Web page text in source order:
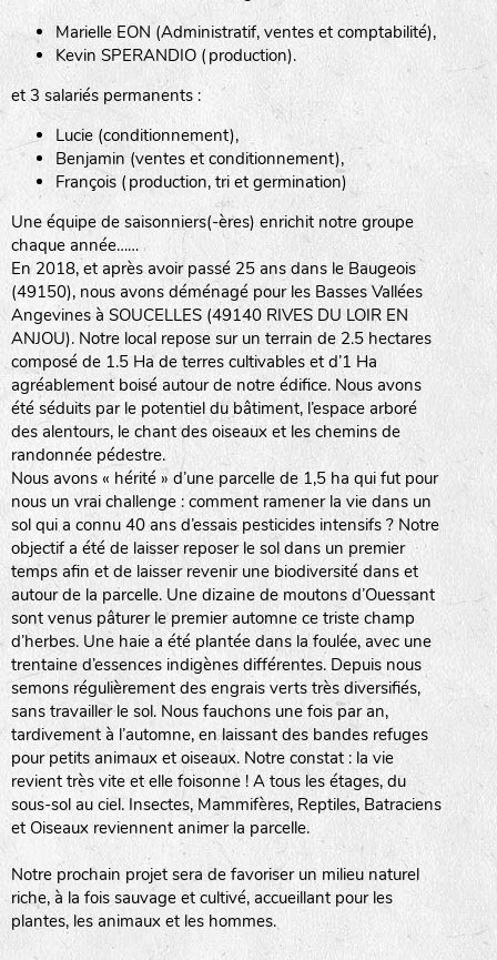
Marielle EON (Administratif, ventes et comptabilité),
Kevin SPERANDIO (production).
et 3 salariés permanents :
Lucie (conditionnement),
Benjamin (ventes et conditionnement),
François (production, tri et germination)
Une équipe de saisonniers(-ères) enrichit notre groupe
chaque année……
En 2018, et après avoir passé 25 ans dans le Baugeois
(49150), nous avons déménagé pour les Basses Vallées
Angevines à SOUCELLES (49140 RIVES DU LOIR EN
ANJOU). Notre local repose sur un terrain de 2.5 hectares
composé de 1.5 Ha de terres cultivables et d’1 Ha
agréablement boisé autour de notre édifice. Nous avons
été séduits par le potentiel du bâtiment, l’espace arboré
des alentours, le chant des oiseaux et les chemins de
randonnée pédestre.
Nous avons « hérité » d’une parcelle de 1,5 ha qui fut pour
nous un vrai challenge : comment ramener la vie dans un
sol qui a connu 40 ans d’essais pesticides intensifs ? Notre
objectif a été de laisser reposer le sol dans un premier
temps afin et de laisser revenir une biodiversité dans et
autour de la parcelle. Une dizaine de moutons d’Ouessant
sont venus pâturer le premier automne ce triste champ
d’herbes. Une haie a été plantée dans la foulée, avec une
trentaine d’essences indigènes différentes. Depuis nous
semons régulièrement des engrais verts très diversifiés,
sans travailler le sol. Nous fauchons une fois par an,
tardivement à l’automne, en laissant des bandes refuges
pour petits animaux et oiseaux. Notre constat : la vie
revient très vite et elle foisonne ! A tous les étages, du
sous-sol au ciel. Insectes, Mammifères, Reptiles, Batraciens
et Oiseaux reviennent animer la parcelle.
Notre prochain projet sera de favoriser un milieu naturel
riche, à la fois sauvage et cultivé, accueillant pour les
plantes, les animaux et les hommes.